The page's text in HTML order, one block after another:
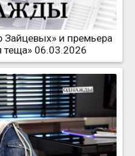
Зайцевых» и премьера
06.03.2026